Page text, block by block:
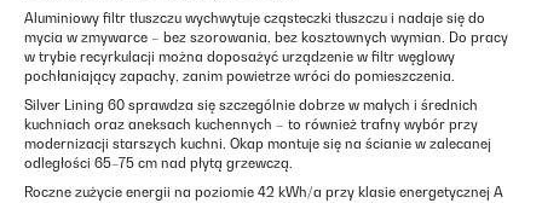
Aluminiowy filtr tłuszczu wychwytuje cząsteczki tłuszczu i nadaje się do
mycia w zmywarce – bez szorowania, bez kosztownych wymian. Do pracy
w trybie recyrkulacji można doposażyć urządzenie w filtr węglowy
pochłaniający zapachy, zanim powietrze wróci do pomieszczenia.
Silver Lining 60 sprawdza się szczególnie dobrze w małych i średnich
kuchniach oraz aneksach kuchennych – to również trafny wybór przy
modernizacji starszych kuchni. Okap montuje się na ścianie w zalecanej
odległości 65–75 cm nad płytą grzewczą.
Roczne zużycie energii na poziomie 42 kWh/a przy klasie energetycznej A